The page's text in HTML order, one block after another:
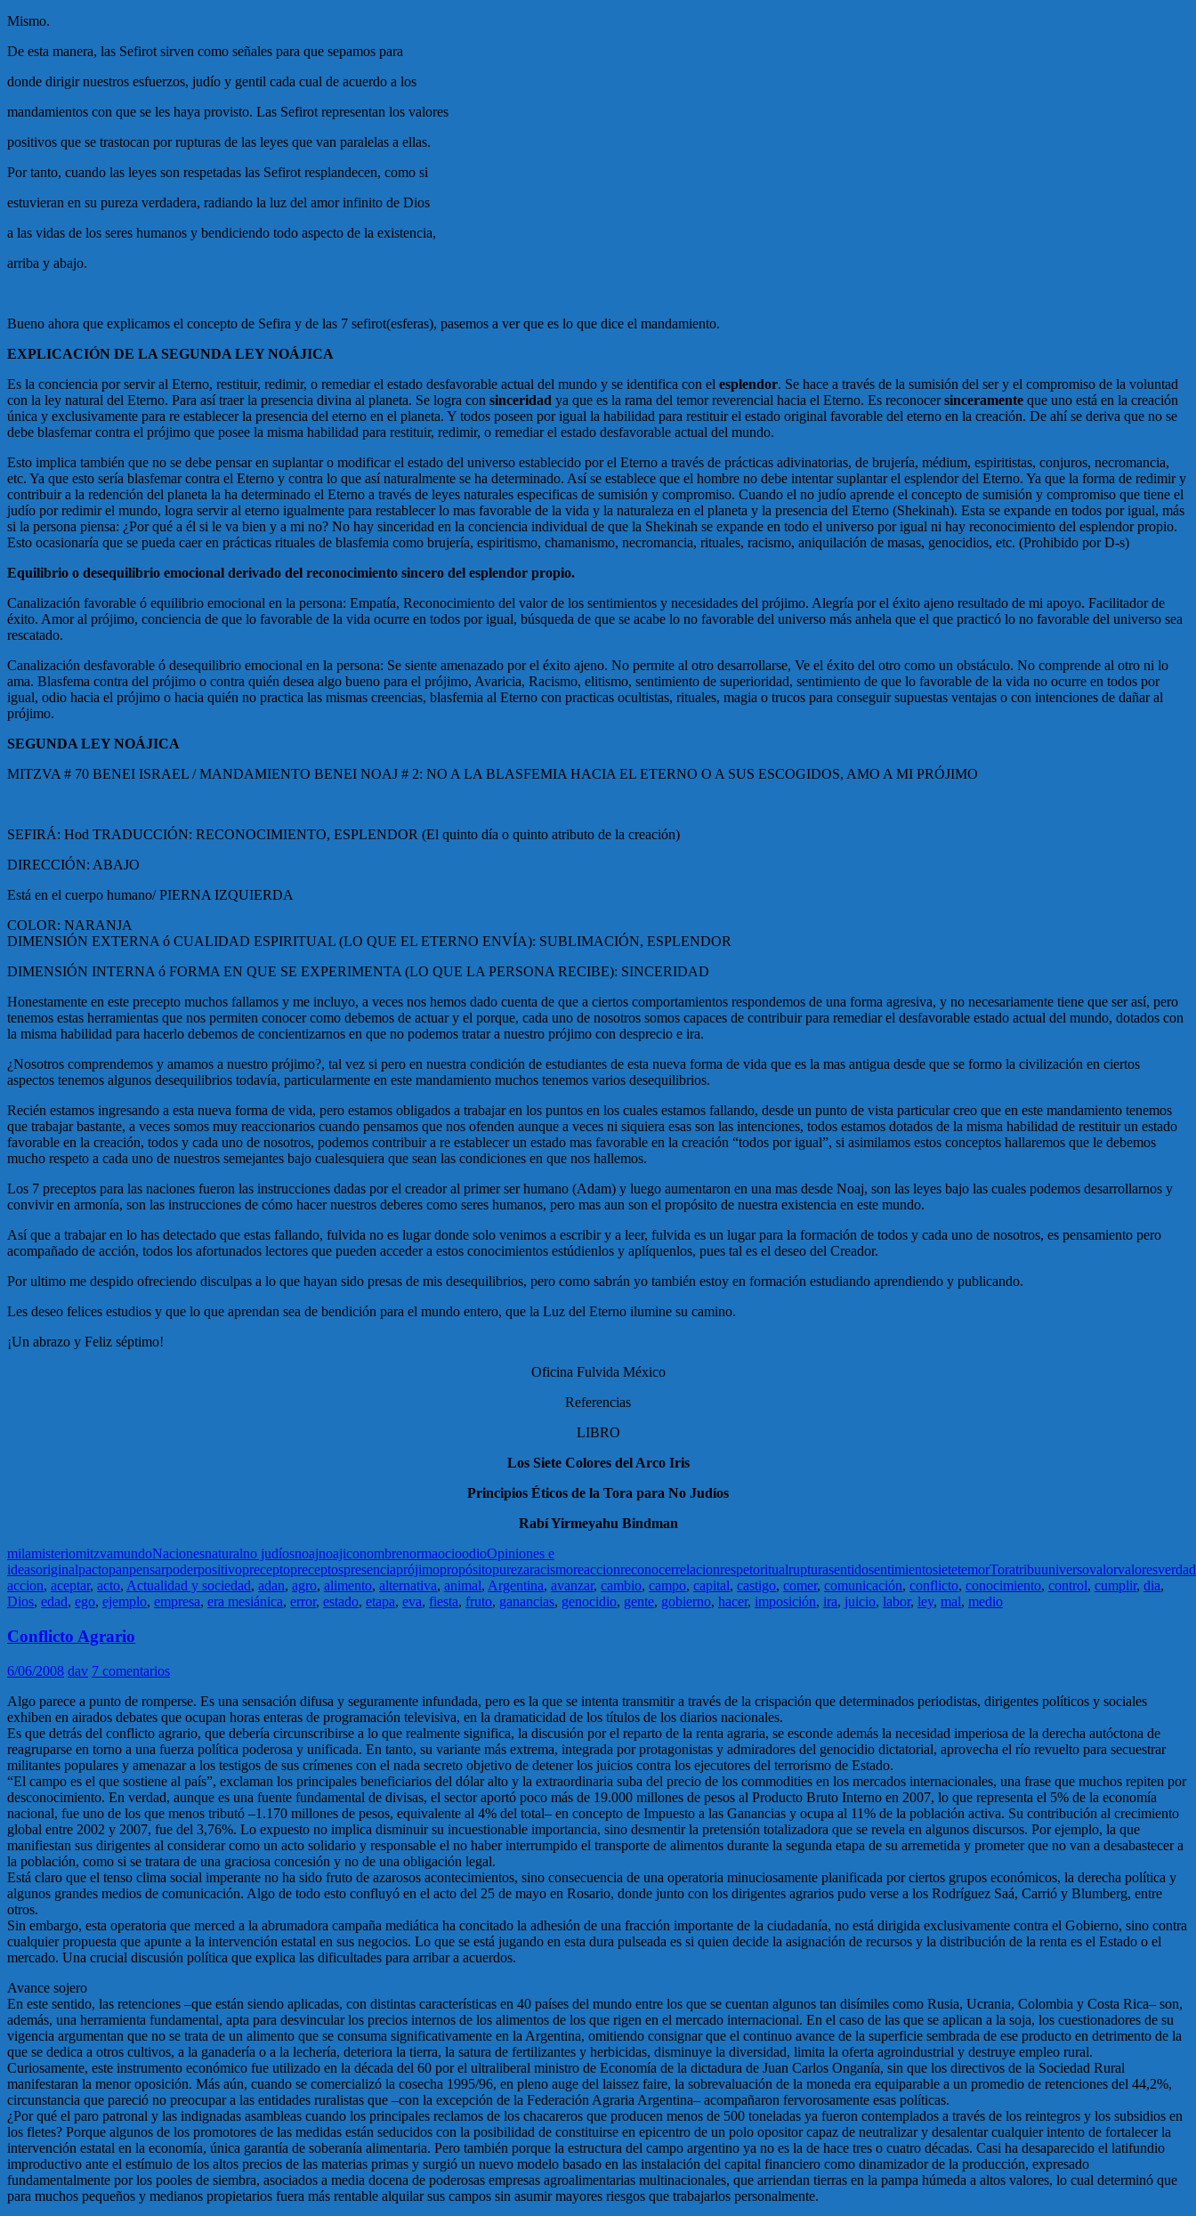
Mismo.
De esta manera, las Sefirot sirven como señales para que sepamos para
donde dirigir nuestros esfuerzos, judío y gentil cada cual de acuerdo a los
mandamientos con que se les haya provisto. Las Sefirot representan los valores
positivos que se trastocan por rupturas de las leyes que van paralelas a ellas.
Por tanto, cuando las leyes son respetadas las Sefirot resplandecen, como si
estuvieran en su pureza verdadera, radiando la luz del amor infinito de Dios
a las vidas de los seres humanos y bendiciendo todo aspecto de la existencia,
arriba y abajo.
Bueno ahora que explicamos el concepto de Sefira y de las 7 sefirot(esferas), pasemos a ver que es lo que dice el mandamiento.
EXPLICACIÓN DE LA SEGUNDA LEY NOÁJICA
Es la conciencia por servir al Eterno, restituir, redimir, o remediar el estado desfavorable actual del mundo y se identifica con el esplendor. Se hace a través de la sumisión del ser y el compromiso de la voluntad
con la ley natural del Eterno. Para así traer la presencia divina al planeta. Se logra con sinceridad ya que es la rama del temor reverencial hacia el Eterno. Es reconocersinceramente que uno está en la creación
única y exclusivamente para re establecer la presencia del eterno en el planeta. Y todos poseen por igual la habilidad para restituir el estado original favorable del eterno en la creación. De ahí se deriva que no se
debe blasfemar contra el prójimo que posee la misma habilidad para restituir, redimir, o remediar el estado desfavorable actual del mundo.
Esto implica también que no se debe pensar en suplantar o modificar el estado del universo establecido por el Eterno a través de prácticas adivinatorias, de brujería, médium, espiritistas, conjuros, necromancia,
etc. Ya que esto sería blasfemar contra el Eterno y contra lo que así naturalmente se ha determinado. Así se establece que el hombre no debe intentar suplantar el esplendor del Eterno. Ya que la forma de redimir y
contribuir a la redención del planeta la ha determinado el Eterno a través de leyes naturales especificas de sumisión y compromiso. Cuando el no judío aprende el concepto de sumisión y compromiso que tiene el
judío por redimir el mundo, logra servir al eterno igualmente para restablecer lo mas favorable de la vida y la naturaleza en el planeta y la presencia del Eterno (Shekinah). Esta se expande en todos por igual, más
si la persona piensa: ¿Por qué a él si le va bien y a mi no? No hay sinceridad en la conciencia individual de que la Shekinah se expande en todo el universo por igual ni hay reconocimiento del esplendor propio.
Esto ocasionaría que se pueda caer en prácticas rituales de blasfemia como brujería, espiritismo, chamanismo, necromancia, rituales, racismo, aniquilación de masas, genocidios, etc. (Prohibido por D-s)
Equilibrio o desequilibrio emocional derivado del reconocimiento sincero del esplendor propio.
Canalización favorable ó equilibrio emocional en la persona: Empatía, Reconocimiento del valor de los sentimientos y necesidades del prójimo. Alegría por el éxito ajeno resultado de mi apoyo. Facilitador de
éxito. Amor al prójimo, conciencia de que lo favorable de la vida ocurre en todos por igual, búsqueda de que se acabe lo no favorable del universo más anhela que el que practicó lo no favorable del universo sea
rescatado.
Canalización desfavorable ó desequilibrio emocional en la persona: Se siente amenazado por el éxito ajeno. No permite al otro desarrollarse, Ve el éxito del otro como un obstáculo. No comprende al otro ni lo
ama. Blasfema contra del prójimo o contra quién desea algo bueno para el prójimo, Avaricia, Racismo, elitismo, sentimiento de superioridad, sentimiento de que lo favorable de la vida no ocurre en todos por
igual, odio hacia el prójimo o hacia quién no practica las mismas creencias, blasfemia al Eterno con practicas ocultistas, rituales, magia o trucos para conseguir supuestas ventajas o con intenciones de dañar al
prójimo.
SEGUNDA LEY NOÁJICA
MITZVA # 70 BENEI ISRAEL / MANDAMIENTO BENEI NOAJ # 2: NO A LA BLASFEMIA HACIA EL ETERNO O A SUS ESCOGIDOS, AMO A MI PRÓJIMO
SEFIRÁ: Hod TRADUCCIÓN: RECONOCIMIENTO, ESPLENDOR (El quinto día o quinto atributo de la creación)
DIRECCIÓN: ABAJO
Está en el cuerpo humano/ PIERNA IZQUIERDA
COLOR: NARANJA
DIMENSIÓN EXTERNA ó CUALIDAD ESPIRITUAL (LO QUE EL ETERNO ENVÍA): SUBLIMACIÓN, ESPLENDOR
DIMENSIÓN INTERNA ó FORMA EN QUE SE EXPERIMENTA (LO QUE LA PERSONA RECIBE): SINCERIDAD
Honestamente en este precepto muchos fallamos y me incluyo, a veces nos hemos dado cuenta de que a ciertos comportamientos respondemos de una forma agresiva, y no necesariamente tiene que ser así, pero
tenemos estas herramientas que nos permiten conocer como debemos de actuar y el porque, cada uno de nosotros somos capaces de contribuir para remediar el desfavorable estado actual del mundo, dotados con
la misma habilidad para hacerlo debemos de concientizarnos en que no podemos tratar a nuestro prójimo con desprecio e ira.
¿Nosotros comprendemos y amamos a nuestro prójimo?, tal vez si pero en nuestra condición de estudiantes de esta nueva forma de vida que es la mas antigua desde que se formo la civilización en ciertos
aspectos tenemos algunos desequilibrios todavía, particularmente en este mandamiento muchos tenemos varios desequilibrios.
Recién estamos ingresando a esta nueva forma de vida, pero estamos obligados a trabajar en los puntos en los cuales estamos fallando, desde un punto de vista particular creo que en este mandamiento tenemos
que trabajar bastante, a veces somos muy reaccionarios cuando pensamos que nos ofenden aunque a veces ni siquiera esas son las intenciones, todos estamos dotados de la misma habilidad de restituir un estado
favorable en la creación, todos y cada uno de nosotros, podemos contribuir a re establecer un estado mas favorable en la creación “todos por igual”, si asimilamos estos conceptos hallaremos que le debemos
mucho respeto a cada uno de nuestros semejantes bajo cualesquiera que sean las condiciones en que nos hallemos.
Los 7 preceptos para las naciones fueron las instrucciones dadas por el creador al primer ser humano (Adam) y luego aumentaron en una mas desde Noaj, son las leyes bajo las cuales podemos desarrollarnos y
convivir en armonía, son las instrucciones de cómo hacer nuestros deberes como seres humanos, pero mas aun son el propósito de nuestra existencia en este mundo.
Así que a trabajar en lo has detectado que estas fallando, fulvida no es lugar donde solo venimos a escribir y a leer, fulvida es un lugar para la formación de todos y cada uno de nosotros, es pensamiento pero
acompañado de acción, todos los afortunados lectores que pueden acceder a estos conocimientos estúdienlos y aplíquenlos, pues tal es el deseo del Creador.
Por ultimo me despido ofreciendo disculpas a lo que hayan sido presas de mis desequilibrios, pero como sabrán yo también estoy en formación estudiando aprendiendo y publicando.
Les deseo felices estudios y que lo que aprendan sea de bendición para el mundo entero, que la Luz del Eterno ilumine su camino.
¡Un abrazo y Feliz séptimo!
Oficina Fulvida México
Referencias
LIBRO
Los Siete Colores del Arco Iris
Principios Éticos de la Tora para No Judíos
Rabí Yirmeyahu Bindman
milamisteriomitzvamundoNacionesnaturalno judíosnoajnoajiconombrenormaocioodioOpiniones e
ideasoriginalpactopanpensarpoderpositivopreceptopreceptospresenciaprójimopropósitopurezaracismoreaccionreconocerrelacionrespetoritualrupturasentidosentimientosietetemorToratribuuniversovalorvaloresverdad
accion, aceptar, acto, Actualidad y sociedad, adan, agro, alimento, alternativa, animal, Argentina, avanzar, cambio, campo, capital, castigo, comer, comunicación, conflicto, conocimiento, control, cumplir, dia,
Dios, edad, ego, ejemplo, empresa, era mesiánica, error, estado, etapa, eva, fiesta, fruto, ganancias, genocidio, gente, gobierno, hacer, imposición, ira, juicio, labor, ley, mal, medio
Conflicto Agrario
6/06/2008 dav 7 comentarios
Algo parece a punto de romperse. Es una sensación difusa y seguramente infundada, pero es la que se intenta transmitir a través de la crispación que determinados periodistas, dirigentes políticos y sociales
exhiben en airados debates que ocupan horas enteras de programación televisiva, en la dramaticidad de los títulos de los diarios nacionales.
Es que detrás del conflicto agrario, que debería circunscribirse a lo que realmente significa, la discusión por el reparto de la renta agraria, se esconde además la necesidad imperiosa de la derecha autóctona de
reagruparse en torno a una fuerza política poderosa y unificada. En tanto, su variante más extrema, integrada por protagonistas y admiradores del genocidio dictatorial, aprovecha el río revuelto para secuestrar
militantes populares y amenazar a los testigos de sus crímenes con el nada secreto objetivo de detener los juicios contra los ejecutores del terrorismo de Estado.
“El campo es el que sostiene al país”, exclaman los principales beneficiarios del dólar alto y la extraordinaria suba del precio de los commodities en los mercados internacionales, una frase que muchos repiten por
desconocimiento. En verdad, aunque es una fuente fundamental de divisas, el sector aportó poco más de 19.000 millones de pesos al Producto Bruto Interno en 2007, lo que representa el 5% de la economía
nacional, fue uno de los que menos tributó –1.170 millones de pesos, equivalente al 4% del total– en concepto de Impuesto a las Ganancias y ocupa al 11% de la población activa. Su contribución al crecimiento
global entre 2002 y 2007, fue del 3,76%. Lo expuesto no implica disminuir su incuestionable importancia, sino desmentir la pretensión totalizadora que se revela en algunos discursos. Por ejemplo, la que
manifiestan sus dirigentes al considerar como un acto solidario y responsable el no haber interrumpido el transporte de alimentos durante la segunda etapa de su arremetida y prometer que no van a desabastecer a
la población, como si se tratara de una graciosa concesión y no de una obligación legal.
Está claro que el tenso clima social imperante no ha sido fruto de azarosos acontecimientos, sino consecuencia de una operatoria minuciosamente planificada por ciertos grupos económicos, la derecha política y
algunos grandes medios de comunicación. Algo de todo esto confluyó en el acto del 25 de mayo en Rosario, donde junto con los dirigentes agrarios pudo verse a los Rodríguez Saá, Carrió y Blumberg, entre
otros.
Sin embargo, esta operatoria que merced a la abrumadora campaña mediática ha concitado la adhesión de una fracción importante de la ciudadanía, no está dirigida exclusivamente contra el Gobierno, sino contra
cualquier propuesta que apunte a la intervención estatal en sus negocios. Lo que se está jugando en esta dura pulseada es si quien decide la asignación de recursos y la distribución de la renta es el Estado o el
mercado. Una crucial discusión política que explica las dificultades para arribar a acuerdos.
Avance sojero
En este sentido, las retenciones –que están siendo aplicadas, con distintas características en 40 países del mundo entre los que se cuentan algunos tan disímiles como Rusia, Ucrania, Colombia y Costa Rica– son,
además, una herramienta fundamental, apta para desvincular los precios internos de los alimentos de los que rigen en el mercado internacional. En el caso de las que se aplican a la soja, los cuestionadores de su
vigencia argumentan que no se trata de un alimento que se consuma significativamente en la Argentina, omitiendo consignar que el continuo avance de la superficie sembrada de ese producto en detrimento de la
que se dedica a otros cultivos, a la ganadería o a la lechería, deteriora la tierra, la satura de fertilizantes y herbicidas, disminuye la diversidad, limita la oferta agroindustrial y destruye empleo rural.
Curiosamente, este instrumento económico fue utilizado en la década del 60 por el ultraliberal ministro de Economía de la dictadura de Juan Carlos Onganía, sin que los directivos de la Sociedad Rural
manifestaran la menor oposición. Más aún, cuando se comercializó la cosecha 1995/96, en pleno auge del laissez faire, la sobrevaluación de la moneda era equiparable a un promedio de retenciones del 44,2%,
circunstancia que pareció no preocupar a las entidades ruralistas que –con la excepción de la Federación Agraria Argentina– acompañaron fervorosamente esas políticas.
¿Por qué el paro patronal y las indignadas asambleas cuando los principales reclamos de los chacareros que producen menos de 500 toneladas ya fueron contemplados a través de los reintegros y los subsidios en
los fletes? Porque algunos de los promotores de las medidas están seducidos con la posibilidad de constituirse en epicentro de un polo opositor capaz de neutralizar y desalentar cualquier intento de fortalecer la
intervención estatal en la economía, única garantía de soberanía alimentaria. Pero también porque la estructura del campo argentino ya no es la de hace tres o cuatro décadas. Casi ha desaparecido el latifundio
improductivo ante el estímulo de los altos precios de las materias primas y surgió un nuevo modelo basado en las instalación del capital financiero como dinamizador de la producción, expresado
fundamentalmente por los pooles de siembra, asociados a media docena de poderosas empresas agroalimentarias multinacionales, que arriendan tierras en la pampa húmeda a altos valores, lo cual determinó que
para muchos pequeños y medianos propietarios fuera más rentable alquilar sus campos sin asumir mayores riesgos que trabajarlos personalmente.